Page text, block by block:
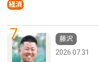
経済
7
藤沢
2026.07.31